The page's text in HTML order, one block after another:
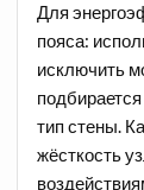
Для
пояса:
исключить
тип стены.
жёсткость